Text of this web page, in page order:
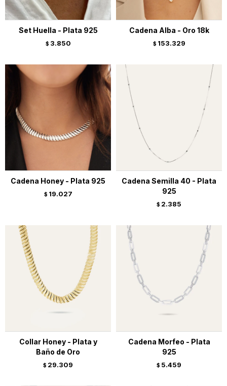
Set Huella - Plata 925
$ 3.850
Cadena Alba - Oro 18k
$ 153.329
Cadena Honey - Plata 925
$ 19.027
Cadena Semilla 40 - Plata
925
$ 2.385
Collar Honey - Plata y
Baño de Oro
$ 29.309
Cadena Morfeo - Plata
925
$ 5.459